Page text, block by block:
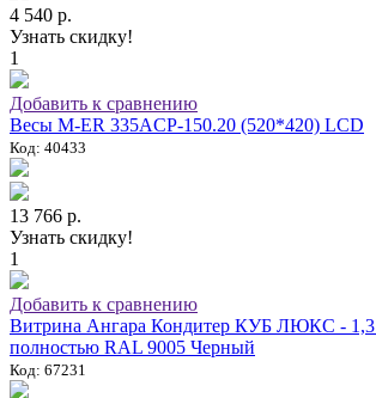
4 540 р.
Узнать скидку!
1
Добавить к сравнению
Весы M-ER 335ACP-150.20 (520*420) LCD
Код: 40433
13 766 р.
Узнать скидку!
1
Добавить к сравнению
Витрина Ангара Кондитер КУБ ЛЮКС - 1,3
полностью RAL 9005 Черный
Код: 67231